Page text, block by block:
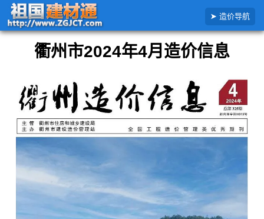
价
息
造价导航
首页 浙江省 衢州市 2024年
衢州市2024年4月造价信息